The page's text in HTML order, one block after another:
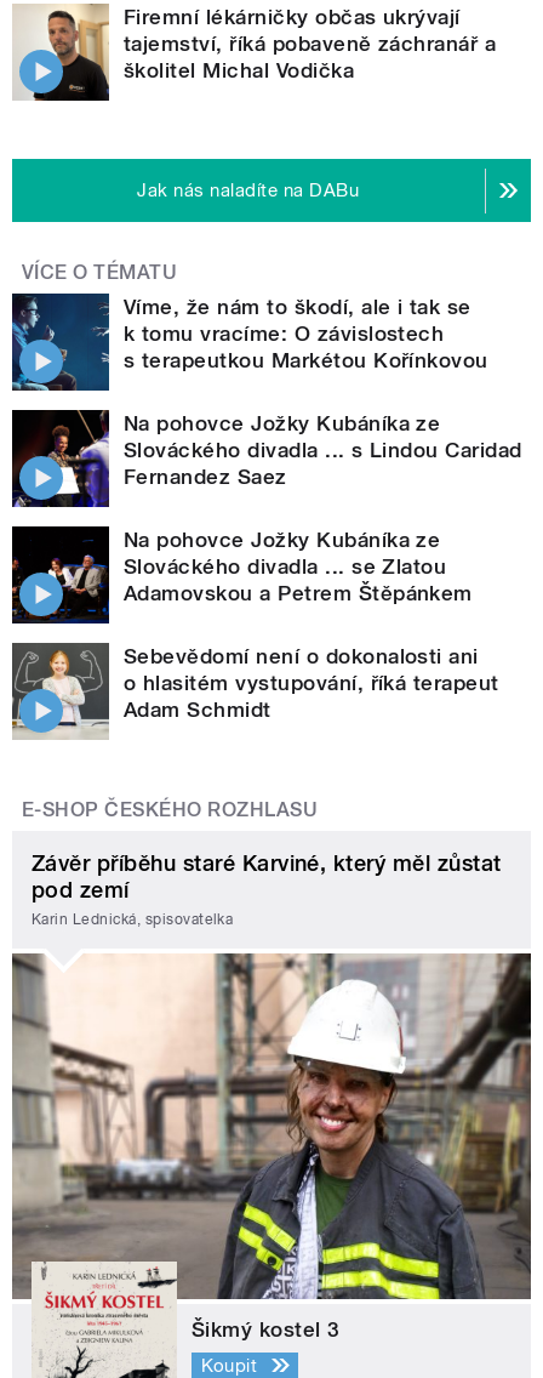
Firemní lékárničky občas ukrývají
tajemství, říká pobaveně záchranář a
školitel Michal Vodička
Jak nás naladíte na DABu
VÍCE O TÉMATU
Víme, že nám to škodí, ale i tak se
k tomu vracíme: O závislostech
s terapeutkou Markétou Kořínkovou
Na pohovce Jožky Kubáníka ze
Slováckého divadla ... s Lindou Caridad
Fernandez Saez
Na pohovce Jožky Kubáníka ze
Slováckého divadla ... se Zlatou
Adamovskou a Petrem Štěpánkem
Sebevědomí není o dokonalosti ani
o hlasitém vystupování, říká terapeut
Adam Schmidt
E-SHOP ČESKÉHO ROZHLASU
Závěr příběhu staré Karviné, který měl zůstat
pod zemí
Karin Lednická, spisovatelka
Šikmý kostel 3
Koupit